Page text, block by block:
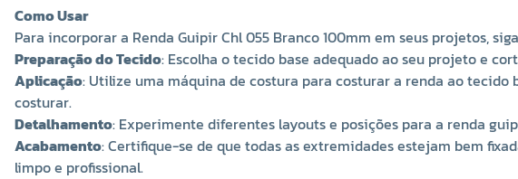
Como Usar
Para incorporar a Renda Guipir Chl 055 Branco 100mm em seus projetos,
Preparação do Tecido: Escolha o tecido base adequado ao seu projeto e
Aplicação: Utilize uma máquina de costura para costurar a renda ao
costurar.
Detalhamento: Experimente diferentes layouts e posições para a renda
Acabamento: Certifique-se de que todas as extremidades estejam bem
limpo e profissional.